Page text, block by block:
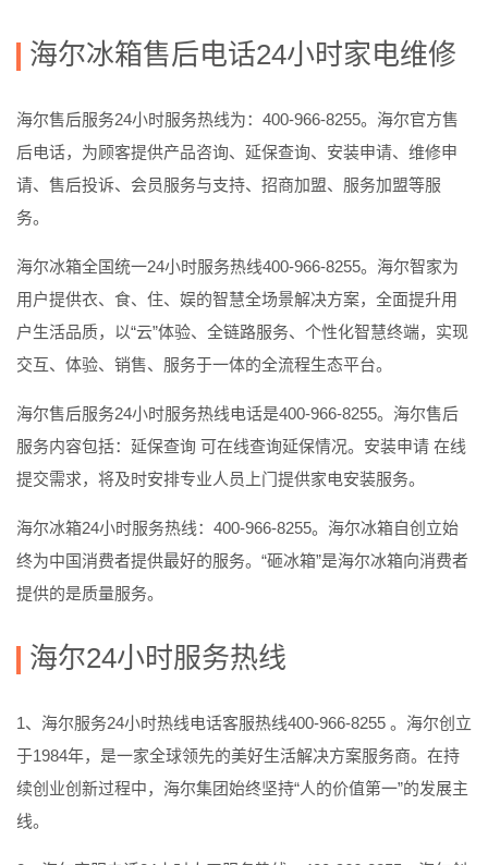
海尔冰箱售后电话24小时家电维修
海尔售后服务24小时服务热线为：400-966-8255。海尔官方售
后电话，为顾客提供产品咨询、延保查询、安装申请、维修申
请、售后投诉、会员服务与支持、招商加盟、服务加盟等服
务。
海尔冰箱全国统一24小时服务热线400-966-8255。海尔智家为
用户提供衣、食、住、娱的智慧全场景解决方案，全面提升用
户生活品质，以“云”体验、全链路服务、个性化智慧终端，实现
交互、体验、销售、服务于一体的全流程生态平台。
海尔售后服务24小时服务热线电话是400-966-8255。海尔售后
服务内容包括：延保查询 可在线查询延保情况。安装申请 在线
提交需求，将及时安排专业人员上门提供家电安装服务。
海尔冰箱24小时服务热线：400-966-8255。海尔冰箱自创立始
终为中国消费者提供最好的服务。“砸冰箱”是海尔冰箱向消费者
提供的是质量服务。
海尔24小时服务热线
1、海尔服务24小时热线电话客服热线400-966-8255 。海尔创立
于1984年，是一家全球领先的美好生活解决方案服务商。在持
续创业创新过程中，海尔集团始终坚持“人的价值第一”的发展主
线。